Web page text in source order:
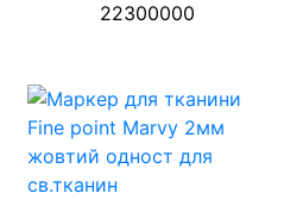
22300000